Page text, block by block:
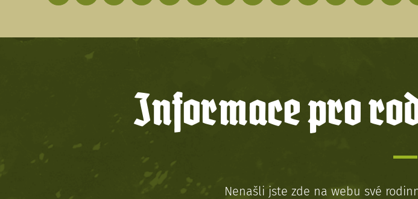
Informace pro
Nenašli jste zde na webu své